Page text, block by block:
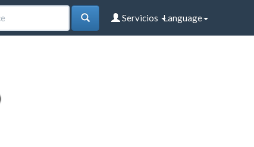
Language
Servicios